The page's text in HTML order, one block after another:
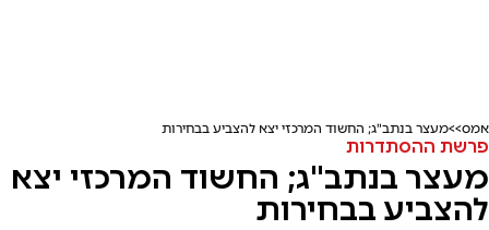
אמס מעצר בנתב"ג; החשוד המרכזי יצא להצביע בבחירות
פרשת ההסתדרות
מעצר בנתב"ג; החשוד המרכזי יצא
להצביע בבחירות